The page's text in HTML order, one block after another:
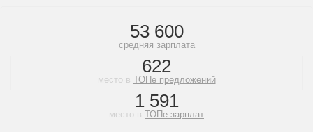
53 600
средняя зарплата
622
место в ТОПе предложений
1 591
место в ТОПе зарплат